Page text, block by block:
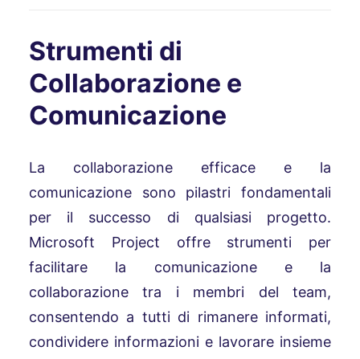
Strumenti di
Collaborazione e
Comunicazione
La collaborazione efficace e la
comunicazione sono pilastri fondamentali
per il successo di qualsiasi progetto.
Microsoft Project offre strumenti per
facilitare la comunicazione e la
collaborazione tra i membri del team,
consentendo a tutti di rimanere informati,
condividere informazioni e lavorare insieme